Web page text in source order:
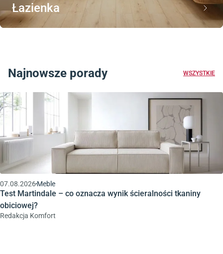
Łazienka
Najnowsze porady WSZYSTKIE
07.08.2026Meble
Test Martindale – co oznacza wynik ścieralności tkaniny
obiciowej?
Redakcja Komfort